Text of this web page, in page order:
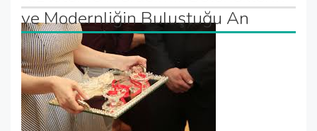
ve Modernliğin Buluştuğu An